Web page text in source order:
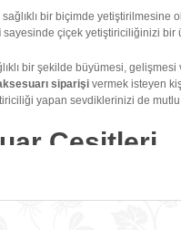
bir biçimde yetiştirilmesine
sayesinde çiçek yetiştiriciliğinizi bir
bir şekilde büyümesi,
siparişi vermek isteyen
yapan sevdiklerinizi de
Çeşitleri